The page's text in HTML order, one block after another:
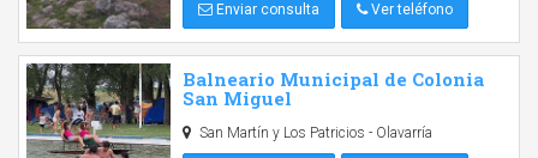
Enviar consulta Ver teléfono
Balneario Municipal de Colonia
San Miguel
San Martín y Los Patricios - Olavarría